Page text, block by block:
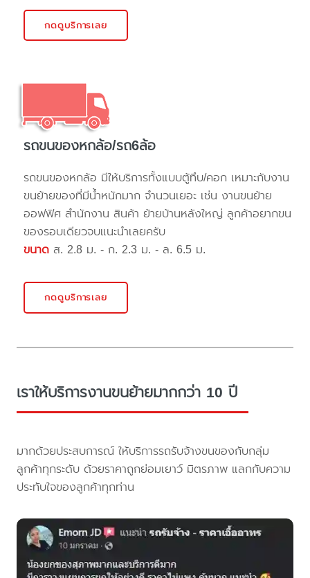
กดดูบริการเลย
รถขนของหกล้อ/รถ6ล้อ
รถขนของหกล้อ มีให้บริการทั้งแบบตู้ทึบ/คอก เหมาะกับงาน
ขนย้ายของที่มีน้ำหนักมาก จำนวนเยอะ เช่น งานขนย้าย
ออฟฟิศ สำนักงาน สินค้า ย้ายบ้านหลังใหญ่ ลูกค้าอยากขน
ของรอบเดียวจบแนะนำเลยครับ
ขนาด ส. 2.8 ม. - ก. 2.3 ม. - ล. 6.5 ม.
กดดูบริการเลย
เราให้บริการงานขนย้ายมากกว่า 10 ปี
มากด้วยประสบการณ์ ให้บริการรถรับจ้างขนของกับกลุ่ม
ลูกค้าทุกระดับ ด้วยราคาถูกย่อมเยาว์ มิตรภาพ แลกกับความ
ประทับใจของลูกค้าทุกท่าน